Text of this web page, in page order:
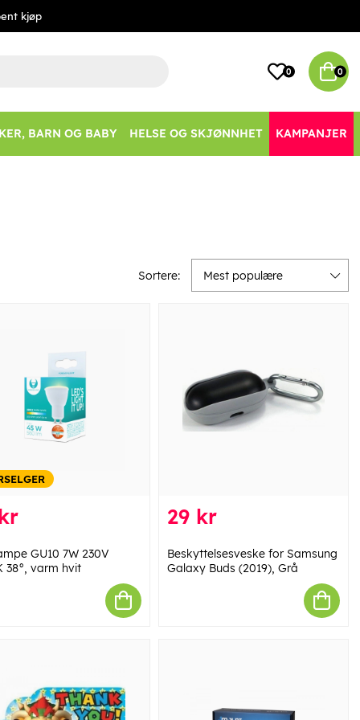
kjøp
0 0
BARN OG BABY HELSE OG SKJØNNHET KAMPANJER
Sortere: Mest populære
GU10 7W 230V
38°, varm hvit
29 kr
Beskyttelsesveske for Samsung
Galaxy Buds (2019), Grå